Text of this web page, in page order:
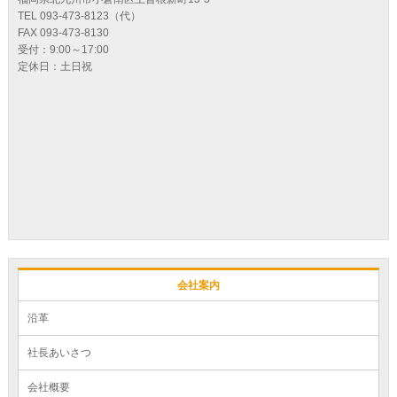
TEL 093-473-8123（代）
FAX 093-473-8130
受付：9:00～17:00
定休日：土日祝
会社案内
沿革
社長あいさつ
会社概要